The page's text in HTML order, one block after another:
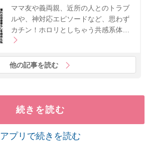
ママ友や義両親、近所の人とのトラブ
ルや、神対応エピソードなど、思わず
カチン！ホロリとしちゃう共感系体…
他の記事を読む
続きを読む
アプリで続きを読む